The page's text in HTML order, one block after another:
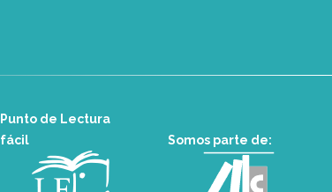
Punto de Lectura
fácil
Somos parte de: